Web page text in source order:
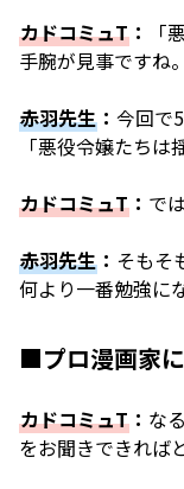
カドコミュT ：
手腕が見事ですね。
赤羽先生 ： 今回で
「悪役令嬢たち
カドコミュT ： で
赤羽先生 ： そもそ
何より一番勉強に
■プロ漫画家
カドコミュT ： な
をお聞きできれば